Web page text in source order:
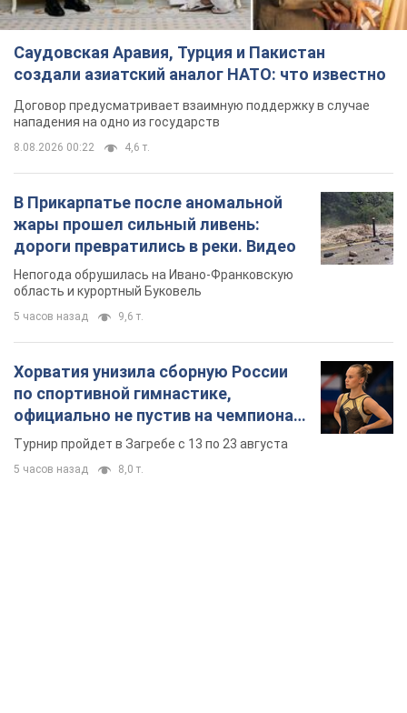
Саудовская Аравия, Турция и Пакистан
создали азиатский аналог НАТО: что известно
Договор предусматривает взаимную поддержку в случае
нападения на одно из государств
8.08.2026 00:22 4,6 т.
В Прикарпатье после аномальной
жары прошел сильный ливень:
дороги превратились в реки. Видео
Непогода обрушилась на Ивано-Франковскую
область и курортный Буковель
5 часов назад 9,6 т.
Хорватия унизила сборную России
по спортивной гимнастике,
официально не пустив на чемпионат
Европы основных спортсменов
Турнир пройдет в Загребе с 13 по 23 августа
5 часов назад 8,0 т.